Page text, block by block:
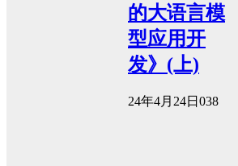
的大语言模
型应用开
发》(上)
24年4月24日 038